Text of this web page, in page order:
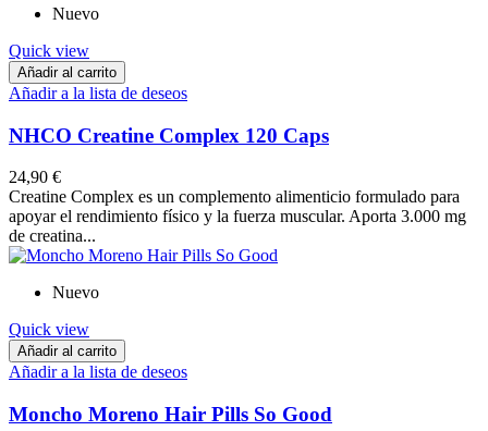
Nuevo
Quick view
Añadir al carrito
Añadir a la lista de deseos
NHCO Creatine Complex 120 Caps
24,90 €
Creatine Complex es un complemento alimenticio formulado para
apoyar el rendimiento físico y la fuerza muscular. Aporta 3.000 mg
de creatina...
Nuevo
Quick view
Añadir al carrito
Añadir a la lista de deseos
Moncho Moreno Hair Pills So Good